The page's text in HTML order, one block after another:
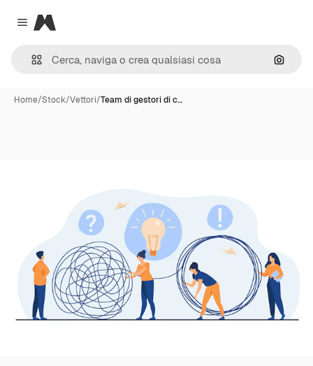
Close menu
Magnific
Cerca
Home/Stock/Vettori/Team di gestori di c…